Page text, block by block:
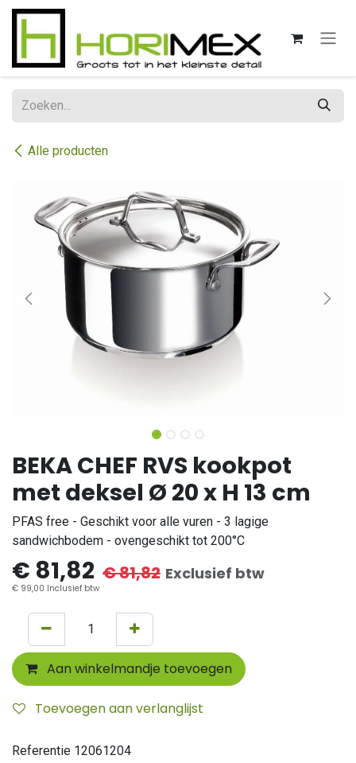
Overslaan naar inhoud
Alle producten
BEKA CHEF RVS kookpot
met deksel Ø 20 x H 13 cm
PFAS free - Geschikt voor alle vuren - 3 lagige
sandwichbodem - ovengeschikt tot 200°C
€ 81,82 €81,82 Exclusief btw
€ 99,00 Inclusief btw
Aan winkelmandje toevoegen
Toevoegen aan verlanglijst
Referentie 12061204